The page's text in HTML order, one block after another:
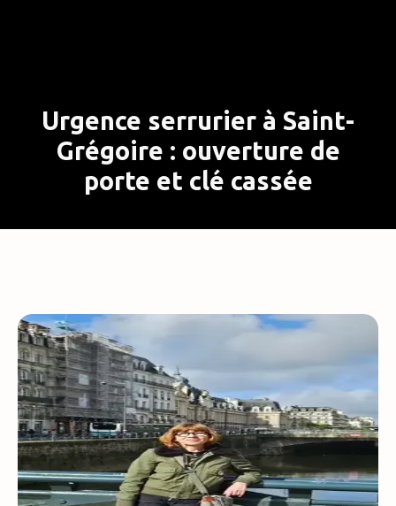
Urgence serrurier à Saint-
Grégoire : ouverture de
porte et clé cassée